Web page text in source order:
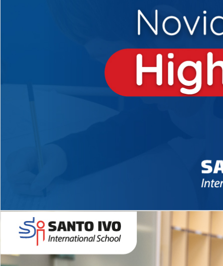
Novidades 2026 High School